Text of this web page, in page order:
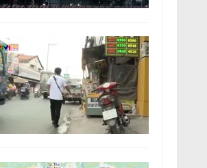
Công nghệ
Hitech Công nghệ tương lai
Sản phẩm
Thị trường